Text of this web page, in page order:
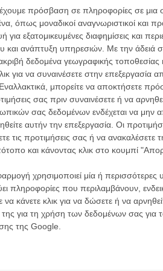
έχουμε πρόσβαση σε πληροφορίες σε
όπως μοναδικοί αναγνωριστικοί και
εξατομικευμένες διαφημίσεις και
και ανάπτυξη υπηρεσιών. Με την άδειά
δεδομένα γεωγραφικής τοποθεσίας
να συναινέσετε στην επεξεργασία
μπορείτε να αποκτήσετε
σας πριν συναινέσετε ή να
σας δεδομένων ενδέχεται να μην
αυτήν την επεξεργασία. Οι
τις προτιμήσεις σας ή να ανακαλέσετε
και κάνοντας κλικ στο κουμπί
χρησιμοποιεί μία ή περισσότερες
πληροφορίες που περιλαμβάνουν,
κάνετε κλικ για να δώσετε ή να
για τη χρήση των δεδομένων σας
της Google.
την επίσημη
Μπάτμαν!